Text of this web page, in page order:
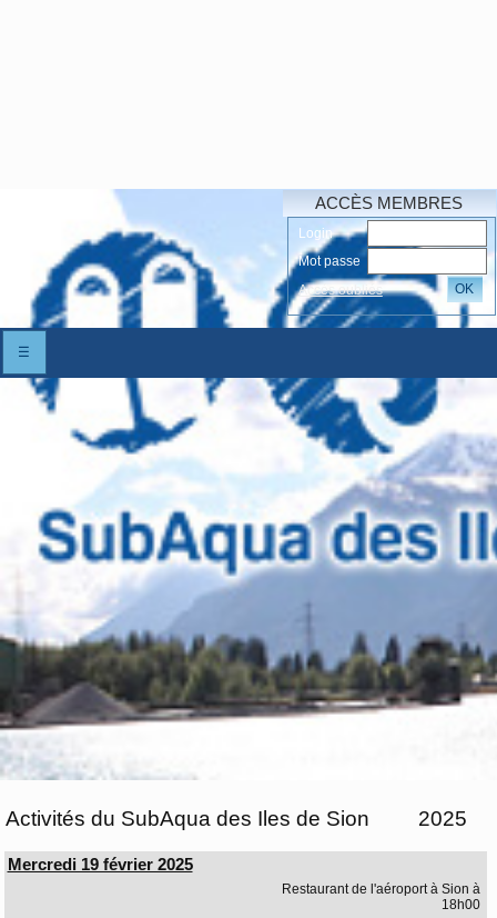
ACCÈS MEMBRES
Login
Mot passe
Accés oubliés
OK
☰
Activités du SubAqua des Iles de Sion 2025
Mercredi 19 février 2025
Restaurant de l'aéroport à Sion à
18h00